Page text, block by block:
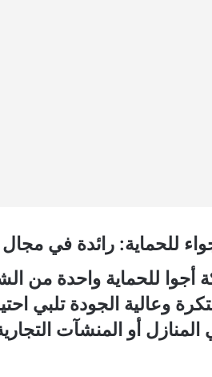
للحماية: رائدة في
أجوا للحماية واحدة من
وعالية الجودة تلبي
أو المنشآت